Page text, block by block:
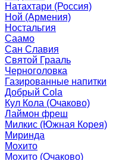
Натахтари (Россия)
Ной (Армения)
Ностальгия
Саамо
Сан Славия
Святой Грааль
Черноголовка
Газированные напитки
Добрый Cola
Кул Кола (Очаково)
Лаймон фреш
Милкис (Южная Корея)
Миринда
Мохито
Мохито (Очаково)